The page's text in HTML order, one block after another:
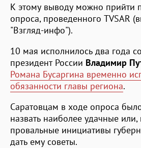
К этому выводу можно прийти
опроса, проведенного TVSAR
"Взгляд-инфо").
10 мая исполнилось два года
президент России Владимир
Романа Бусаргина временно
обязанности главы региона.
Саратовцам в ходе опроса
назвать наиболее удачные или,
провальные инициативы
дать ему советы.